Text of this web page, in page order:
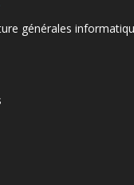
générales